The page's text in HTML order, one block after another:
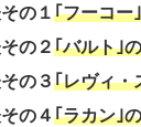
の１｢フーコー
の２｢バルト｣
の３｢レヴィ・
の４｢ラカン｣